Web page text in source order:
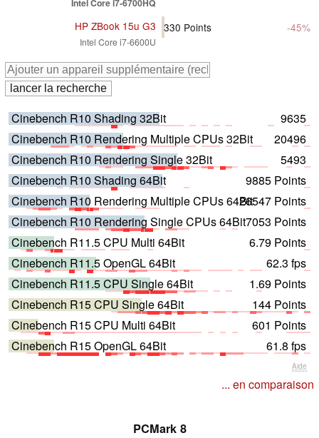
Intel Core i7-6700HQ
HP ZBook 15u G3
Intel Core i7-6600U
330 Points -45%
Cinebench R10 Shading 32Bit
9635
Cinebench R10 Rendering Multiple CPUs 32Bit
20496
Cinebench R10 Rendering Single 32Bit
5493
Cinebench R10 Shading 64Bit
9885 Points
Cinebench R10 Rendering Multiple CPUs 64Bit26547 Points
Cinebench R10 Rendering Single CPUs 64Bit7053 Points
Cinebench R11.5 CPU Multi 64Bit
6.79 Points
Cinebench R11.5 OpenGL 64Bit
62.3 fps
Cinebench R11.5 CPU Single 64Bit
1.69 Points
Cinebench R15 CPU Single 64Bit
144 Points
Cinebench R15 CPU Multi 64Bit
601 Points
Cinebench R15 OpenGL 64Bit
61.8 fps
Aide
... en comparaison
PCMark 8